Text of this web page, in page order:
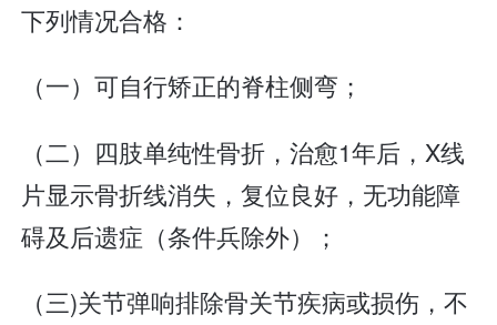
下列情况合格：
（一）可自行矫正的脊柱侧弯；
（二）四肢单纯性骨折，治愈1年后，X线
片显示骨折线消失，复位良好，无功能障
碍及后遗症（条件兵除外）；
（三)关节弹响排除骨关节疾病或损伤，不